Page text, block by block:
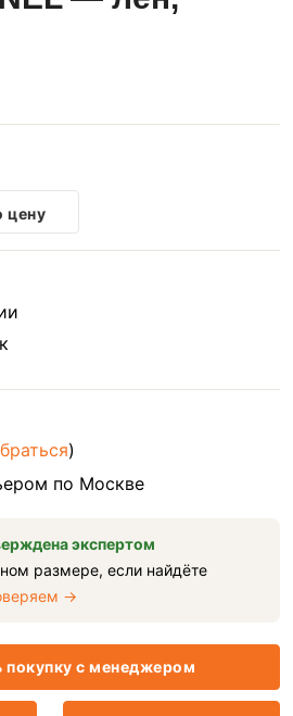
цену
)
по Москве
экспертом
размере, если найдёте
→
покупку с менеджером